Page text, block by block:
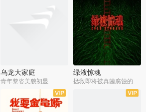
乌龙大家庭
青年黎姿美貌初显
绿液惊魂
拯救即将被真菌腐蚀的世界